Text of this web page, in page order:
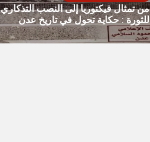
من تمثال فيكتوريا إلى النصب التذكاري
للثورة : حكاية تحول في تاريخ عدن